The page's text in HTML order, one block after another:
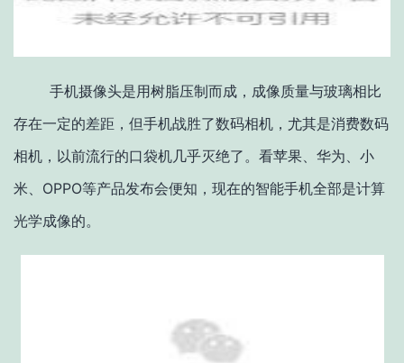
手机摄像头是用树脂压制而成，成像质量与玻璃相比
存在一定的差距，但手机战胜了数码相机，尤其是消费数码
相机，以前流行的口袋机几乎灭绝了。看苹果、华为、小
米、OPPO等产品发布会便知，现在的智能手机全部是计算
光学成像的。